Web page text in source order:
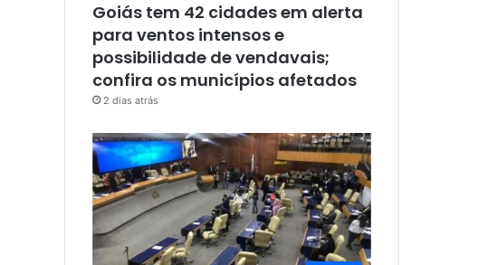
Goiás tem 42 cidades em alerta
para ventos intensos e
possibilidade de vendavais;
confira os municípios afetados
2 dias atrás